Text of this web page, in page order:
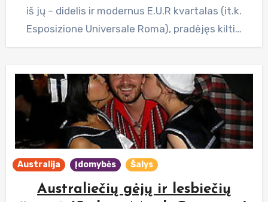
iš jų – didelis ir modernus E.U.R kvartalas (it.k.
Esposizione Universale Roma), pradėjęs kilti…
Australija Įdomybės Šalys
Australiečių gėjų ir lesbiečių